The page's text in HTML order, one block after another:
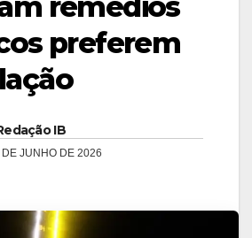
preferem
IB
JUNHO DE 2026